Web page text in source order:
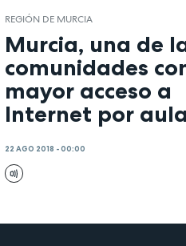
REGIÓN DE MURCIA
Murcia, una de
comunidades
mayor acceso a
Internet por aula
22 AGO 2018 - 00:00